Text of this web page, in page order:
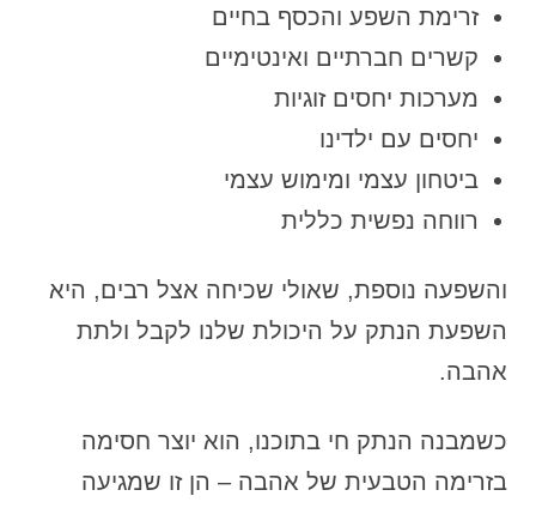
זרימת השפע והכסף בחיים
קשרים חברתיים ואינטימיים
מערכות יחסים זוגיות
יחסים עם ילדינו
ביטחון עצמי ומימוש עצמי
רווחה נפשית כללית
והשפעה נוספת, שאולי שכיחה אצל רבים, היא
השפעת הנתק על היכולת שלנו לקבל ולתת
אהבה.
כשמבנה הנתק חי בתוכנו, הוא יוצר חסימה
בזרימה הטבעית של אהבה – הן זו שמגיעה